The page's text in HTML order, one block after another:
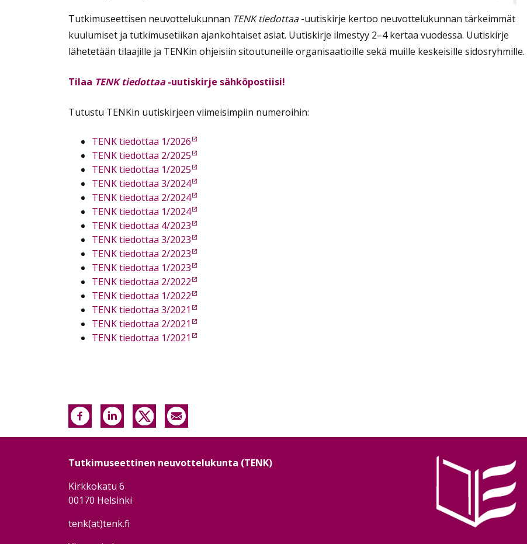
Tutkimuseettisen neuvottelukunnan TENK tiedottaa-uutiskirje kertoo neuvottelukunnan tärkeimmät
kuulumiset ja tutkimusetiikan ajankohtaiset asiat. Uutiskirje ilmestyy 2–4 kertaa vuodessa. Uutiskirje
lähetetään tilaajille ja TENKin ohjeisiin sitoutuneille organisaatioille sekä muille keskeisille sidosryhmille.
Tilaa TENK tiedottaa -uutiskirje sähköpostiisi!
Tutustu TENKin uutiskirjeen viimeisimpiin numeroihin:
TENK tiedottaa 1/2026
TENK tiedottaa 2/2025
TENK tiedottaa 1/2025
TENK tiedottaa 3/2024
TENK tiedottaa 2/2024
TENK tiedottaa 1/2024
TENK tiedottaa 4/2023
TENK tiedottaa 3/2023
TENK tiedottaa 2/2023
TENK tiedottaa 1/2023
TENK tiedottaa 2/2022
TENK tiedottaa 1/2022
TENK tiedottaa 3/2021
TENK tiedottaa 2/2021
TENK tiedottaa 1/2021
Tutkimuseettinen neuvottelukunta (TENK)
Kirkkokatu 6
00170 Helsinki
tenk(at)tenk.fi